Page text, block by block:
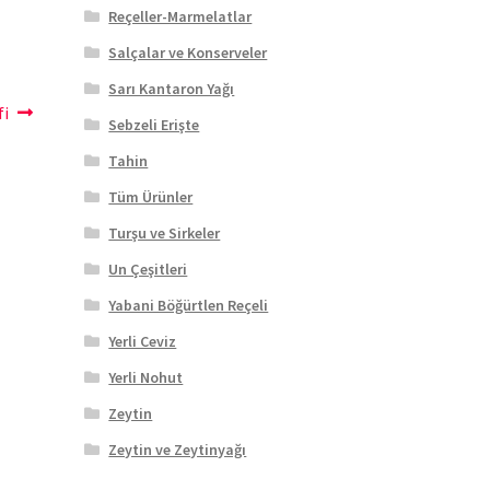
Reçeller-Marmelatlar
Salçalar ve Konserveler
Sarı Kantaron Yağı
Sebzeli Erişte
Tahin
Tüm Ürünler
Turşu ve Sirkeler
Un Çeşitleri
Yabani Böğürtlen Reçeli
Yerli Ceviz
Yerli Nohut
Zeytin
Zeytin ve Zeytinyağı